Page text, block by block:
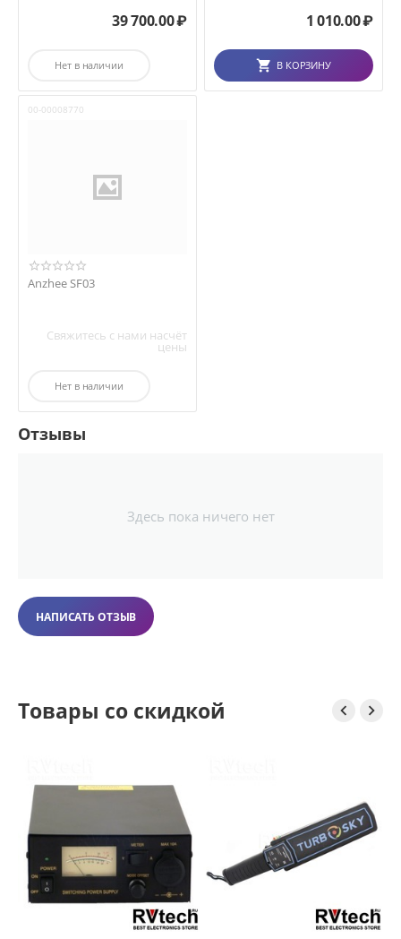
39 700.00₽
Нет в наличии
1 010.00₽
В КОРЗИНУ
00-00008770
Anzhee SF03
Свяжитесь с нами насчёт
цены
Нет в наличии
Отзывы
Здесь пока ничего нет
НАПИСАТЬ ОТЗЫВ
Товары со скидкой  
2